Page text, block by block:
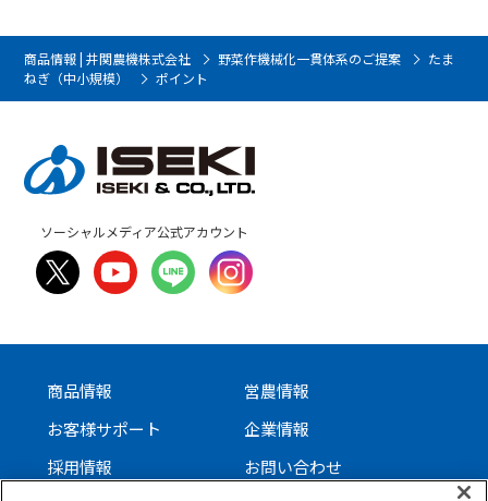
商品情報 | 井関農機株式会社 野菜作機械化一貫体系のご提案
たま
ねぎ（中小規模）
ポイント
ソーシャルメディア公式アカウント
商品情報
営農情報
お客様サポート
企業情報
採用情報
お問い合わせ